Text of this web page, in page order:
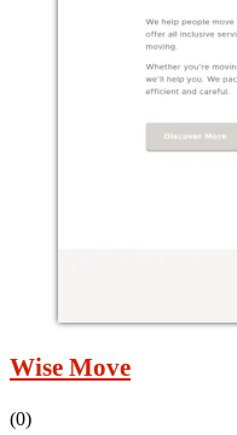
Wise Move
(0)